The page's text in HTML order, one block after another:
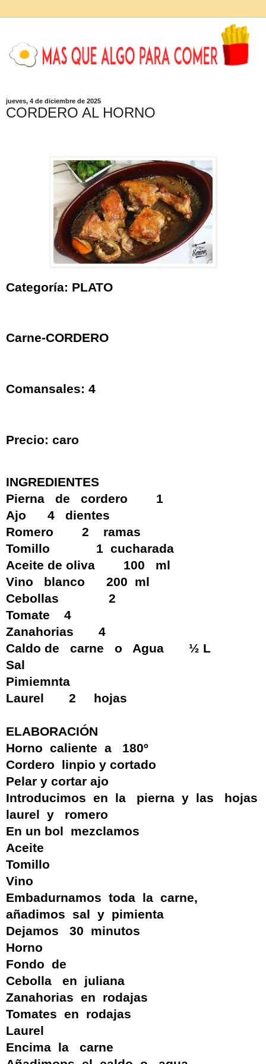
jueves, 4 de diciembre de 2025
CORDERO AL HORNO
Categoría: PLATO
Carne-CORDERO
Comansales: 4
Precio: caro
INGREDIENTES
Pierna de cordero 1
Ajo 4 dientes
Romero 2 ramas
Tomillo 1 cucharada
Aceite de oliva 100 ml
Vino blanco 200 ml
Cebollas 2
Tomate 4
Zanahorias 4
Caldo de carne o Agua ½ L
Sal
Pimiemnta
Laurel 2 hojas
ELABORACIÓN
Horno caliente a 180º
Cordero linpio y cortado
Pelar y cortar ajo
Introducimos en la pierna y las hojas
laurel y romero
En un bol mezclamos
Aceite
Tomillo
Vino
Embadurnamos toda la carne,
añadimos sal y pimienta
Dejamos 30 minutos
Horno
Fondo de
Cebolla en juliana
Zanahorias en rodajas
Tomates en rodajas
Laurel
Encima la carne